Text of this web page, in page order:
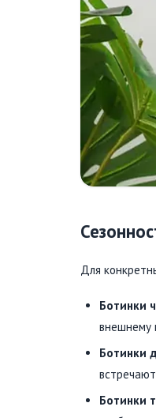
Для
Ботинки
внешнему
Ботинки
Ботинки